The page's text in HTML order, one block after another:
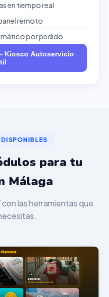
en tiempo real
remoto
por pedido
Kiosco Autoservicio
DISPONIBLES
para tu
Málaga
las herramientas que